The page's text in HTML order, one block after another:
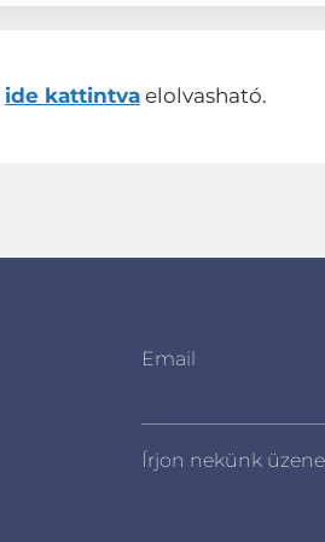
ide kattintva elolvasható.
Email
Írjon nekünk